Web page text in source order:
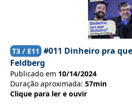
T3 / E11 #011 Dinheiro pra
Feldberg
Publicado em 10/14/2024
Duração aproximada: 57min
Clique para ler e ouvir